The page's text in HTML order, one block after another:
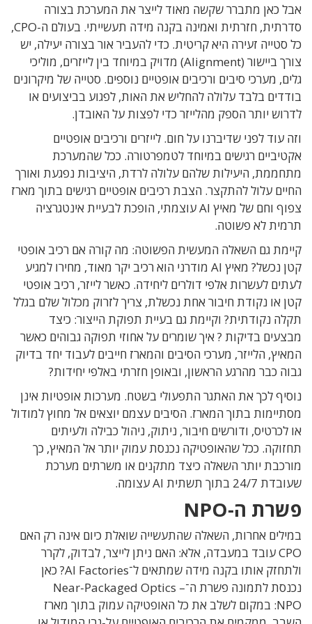
אבל כאן מתברר שקשה מאוד לייצר את המערכת בצורה
סדרתית, חזרתית ואמינה בקנה מידה תעשייתי. בעולם ה-CPO,
כל סטייה זעירה היא קריטית. כדי להעביר אור בצורה יעילה, יש
צורך ביישור (Alignment) מדויק במיוחד בין לייזרים, מוליכי
גלים, מערכי סיבים ורכיבים אופטיים נוספים. סטייה של מיקרונים
בודדים בלבד עלולה להחליש את האות, לפגוע בביצועים או
לדרוש יותר הספק מהלייזר כדי לפצות על האובדן.
וזה עוד לפני שדיברנו על חום. לייזרים ורכיבים אופטיים
אקטיביים רגישים במיוחד לטמפרטורה. ככל שהמערכת
מתחממת, היעילות שלהם עלולה לרדת, היציבות נפגעת ואורך
החיים עלול להתקצר. הצבת רכיבים אופטיים רגישים בתוך מארז
צפוף וחם של מאיץ AIעוצמתי, הופכת לבעיית אינטגרציה
תרמית לא פשוטה.
קיימת גם השאלה המעשית הפשוטה: מה קורה אם רכיב אופטי
קטן נכשל? מאיץ AI מודרני הוא רכיב יקר מאוד, מחירו למגיע
לעתים לעשרות אלפי דולרים ליחידה. כאשרלייזר, רכיב אופטי
קטן או נקודת חיבור אחת נכשלת, צריך לזרוק מכלול שלם בגלל
תקלה נקודתית? וקיימת גם בעיית תפוקת הייצור: כיצד
מבצעים בדיקות ? איך שומרים על אחוזי תפוקה גבוהים כאשר
המאיץ, הלייזר, מערכי הסיבים והמארז חייבים לעבוד יחד בדיוק
גבוה כבר מהרגע הראשון, ובאופן חזרתי באלפי יחידות?
נוסיף לכך את האתגר התפעולי בשטח. מערכות אופטיות אינן
מסתיימות בתוך המארז. הסיבים עצמם יוצאים אל מחוץ למודול
או לכרטיס, ודורשים חיבור, ניתוק, ניהול כבילה ולעיתים
תחזוקה. ככל שהאופטיקה נכנסת עמוק יותר אל המאיץ, כך
מורכבת יותר השאלה כיצד מתקנים או משרתים מערכת
שעובדת 24/7 בתוך תשתית AIעצומה.
פשרת ה-NPO
במילים אחרות, השאלה שהתעשייה שואלת כיום אינה רק האם
CPOעובד במעבדה, אלא: האם ניתן לייצר, לבדוק, לקרר
ולתחזק אותו בקנה מידה שמתאים ל־AI Factories? כאן
נכנסת לתמונה פשרת ה־Near-Packaged Optics –
NPO: במקום לשלב את כל האופטיקה עמוק בתוך מארז